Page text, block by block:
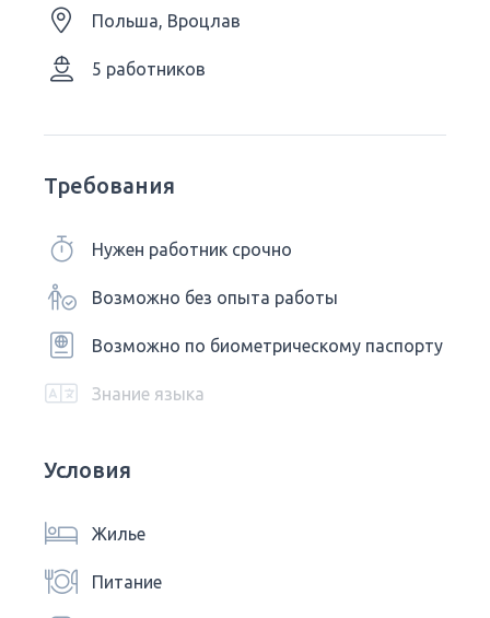
Польша, Вроцлав
5 работников
Требования
Нужен работник срочно
Возможно без опыта работы
Возможно по биометрическому паспорту
Знание языка
Условия
Жилье
Питание